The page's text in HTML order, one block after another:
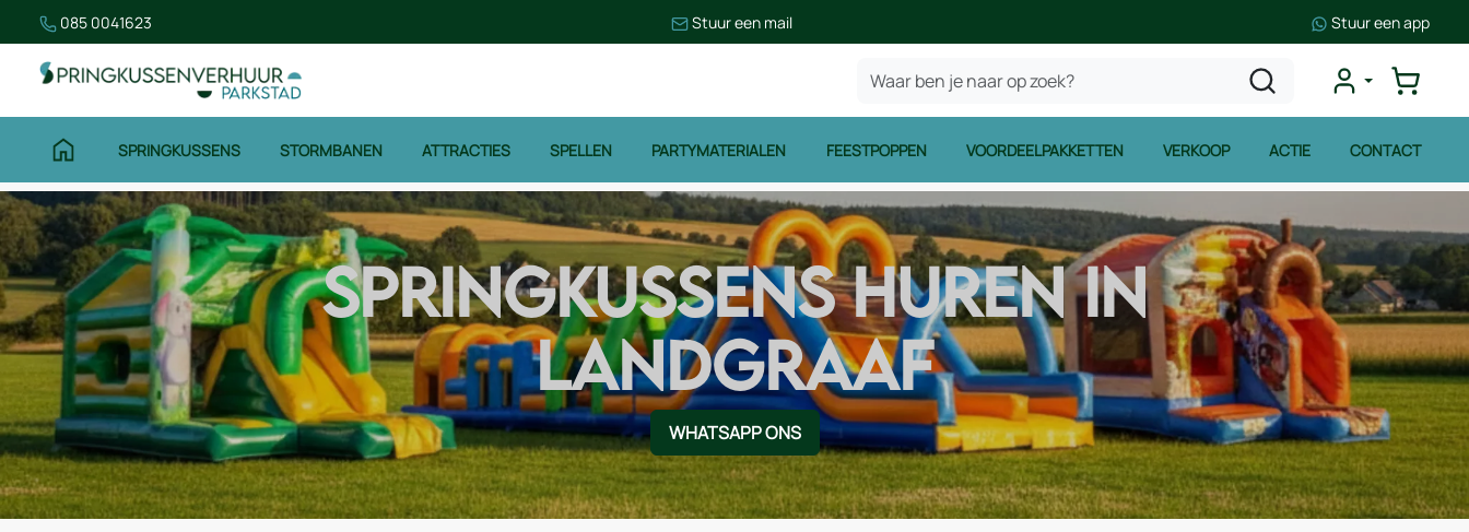
085 0041623 Stuur een mail Stuur een app
SPRINGKUSSENS STORMBANEN ATTRACTIES SPELLEN PARTYMATERIALEN FEESTPOPPEN VOORDEELPAKKETTEN VERKOOP ACTIE CONTACT
SPRINGKUSSENS HUREN IN
LANDGRAAF
WHATSAPP ONS